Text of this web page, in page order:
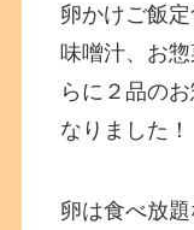
卵かけご飯
味噌汁、お
らに２品の
なりました！
卵は食べ放